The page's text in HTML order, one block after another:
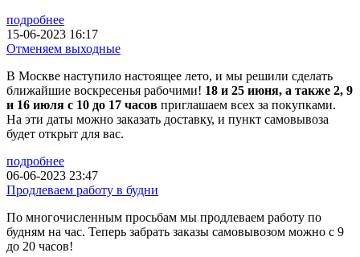
подробнее
15-06-2023 16:17
Отменяем выходные
В Москве наступило настоящее лето, и мы решили сделать
ближайшие воскресенья рабочими! 18 и 25 июня, а также 2, 9
и 16 июля с 10 до 17 часов приглашаем всех за покупками.
На эти даты можно заказать доставку, и пункт самовывоза
будет открыт для вас.
подробнее
06-06-2023 23:47
Продлеваем работу в будни
По многочисленным просьбам мы продлеваем работу по
будням на час. Теперь забрать заказы самовывозом можно с 9
до 20 часов!